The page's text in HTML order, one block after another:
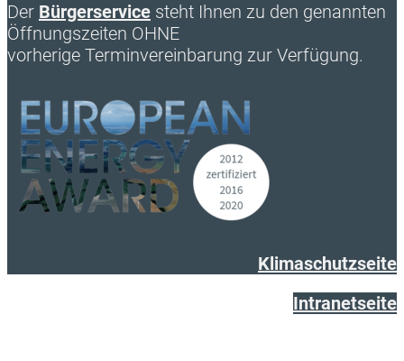
Der Bürgerservice steht Ihnen zu den genannten
Öffnungszeiten OHNE
vorherige Terminvereinbarung zur Verfügung.
Klimaschutzseite
Intranetseite